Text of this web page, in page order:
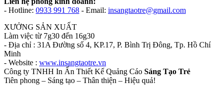
- Hotline: 0933 991 768 - Email: insangtaotre@gmail.com
XƯỞNG SẢN XUẤT
Làm việc từ 7g30 đến 16g30
- Địa chỉ : 31A Đường số 4, KP.17, P. Bình Trị Đông, Tp. Hồ Chí
Minh
- Website : www.insangtaotre.vn
Công ty TNHH In Ấn Thiết Kế Quảng Cáo Sáng Tạo Trẻ
Tiên phong – Sáng tạo – Thân thiện – Hiệu quả!